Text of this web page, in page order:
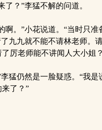
？”李猛不解的问道。
啊。”小花说道。“当时只准
九九就不能不请林老师。
厉老师能不讲闻人大小姐
猛仍然是一脸疑惑。“我是
了？”